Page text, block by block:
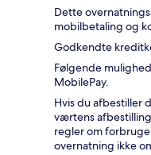
Dette
mobilbetaling og
Godkendte
Følgende
MobilePay.
Hvis du afbestiller
værtens
regler om
overnatning ikke